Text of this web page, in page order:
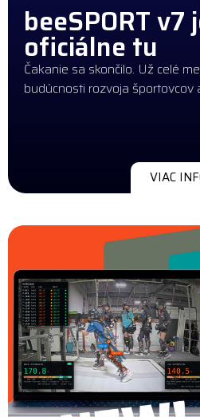
beeSPORT v7
oficiálne tu
Čakanie sa skončilo. Už celé
budúcnosti rozvoja
VIAC